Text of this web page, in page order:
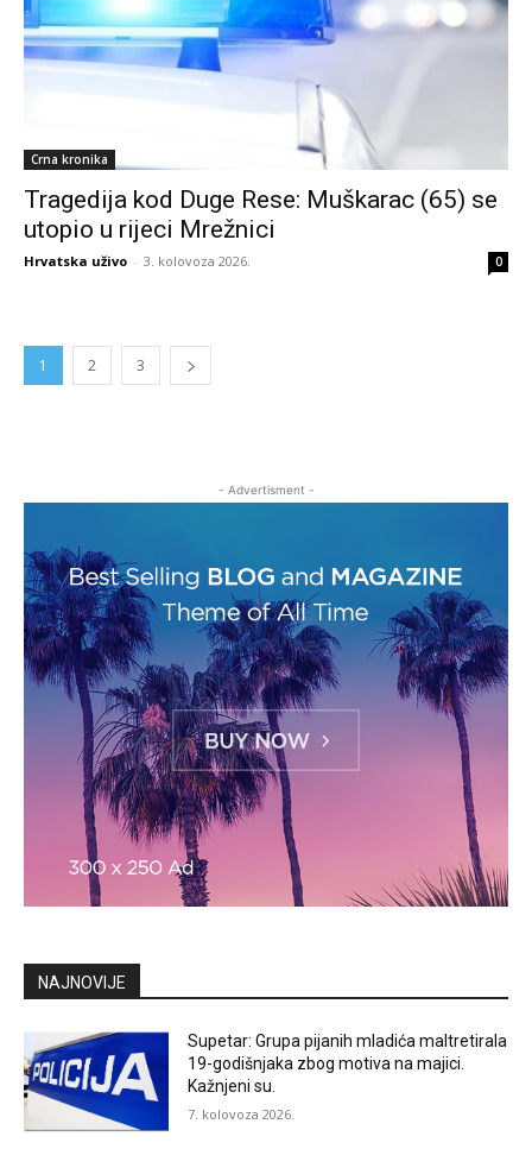
Crna kronika
Tragedija kod Duge Rese: Muškarac (65) se
utopio u rijeci Mrežnici
Hrvatska uživo - 3. kolovoza 2026. 0
1 2 3
- Advertisment -
NAJNOVIJE
Supetar: Grupa pijanih mladića maltretirala
19-godišnjaka zbog motiva na majici.
Kažnjeni su.
7. kolovoza 2026.